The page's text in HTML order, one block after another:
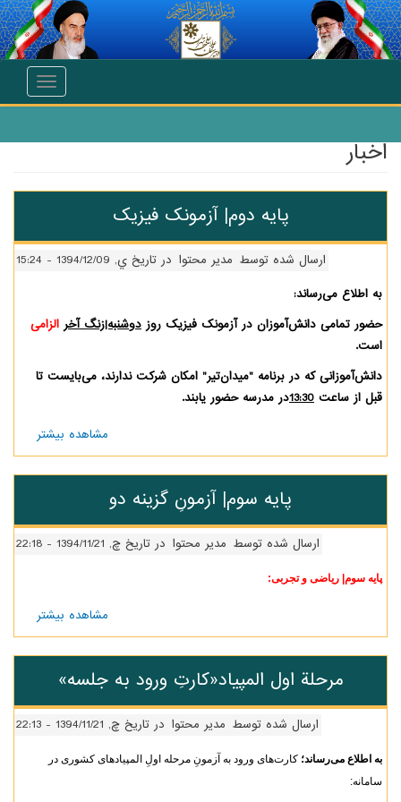
اصلی
navigation
پایه دوم| آزمونک فیزیک
ارسال شده توسطمدیر محتوادر تاریخ ي, 1394/12/09 - 15:24
می‌رساند:
دانش‌آموزان در آزمونک فیزیک روزدوشنبه|زنگ آخر الزامی
که در برنامه "میدان‌تیر" امکان شرکت ندارند، می‌بایست تا
ساعت13:30در مدرسه حضور یابند.
مشاهده بیشتر درباره
آزمونک
پایه سوم| آزمونِ گزینه دو
ارسال شده توسطمدیر محتوادر تاریخ چ, 1394/11/21 - 22:18
ریاضی و تجربی:
مشاهده بیشتر درباره
آزمونِ
گزینه
مرحلة اول المپیاد«کارتِ ورود به جلسه»
ارسال شده توسطمدیر محتوادر تاریخ چ, 1394/11/21 - 22:13
می‌رساند؛کارت‌های ورود به آزمونِ مرحله اولِ المپیادهای کشوری در